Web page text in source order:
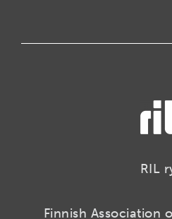
RIL
Finnish Association